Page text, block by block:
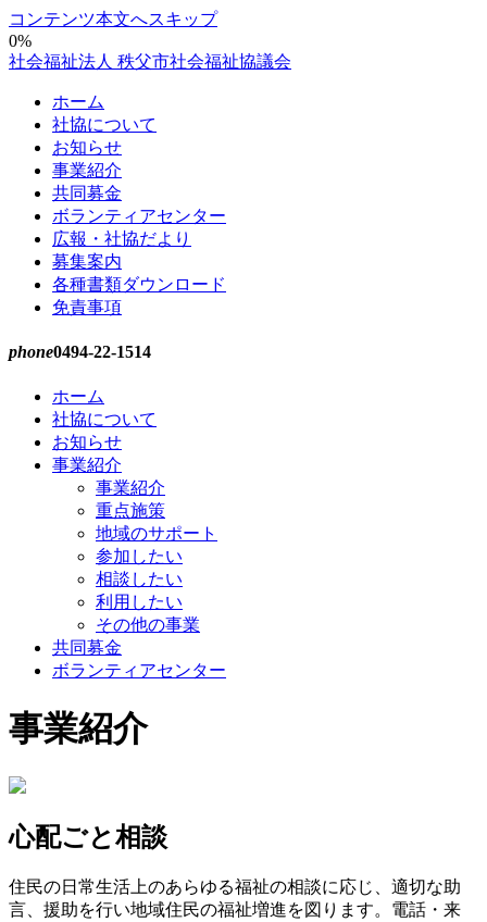
コンテンツ本文へスキップ
0%
社会福祉法人 秩父市社会福祉協議会
ホーム
社協について
お知らせ
事業紹介
共同募金
ボランティアセンター
広報・社協だより
募集案内
各種書類ダウンロード
免責事項
phone0494-22-1514
ホーム
社協について
お知らせ
事業紹介
事業紹介
重点施策
地域のサポート
参加したい
相談したい
利用したい
その他の事業
共同募金
ボランティアセンター
事業紹介
心配ごと相談
住民の日常生活上のあらゆる福祉の相談に応じ、適切な助
言、援助を行い地域住民の福祉増進を図ります。電話・来